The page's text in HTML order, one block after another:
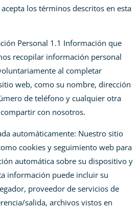
los términos descritos en esta
Personal 1.1 Información que
recopilar información personal
al completar
web, como su nombre, dirección
de teléfono y cualquier otra
con nosotros.
automáticamente: Nuestro sitio
cookies y seguimiento web para
automática sobre su dispositivo y
información puede incluir su
proveedor de servicios de
salida, archivos vistos en